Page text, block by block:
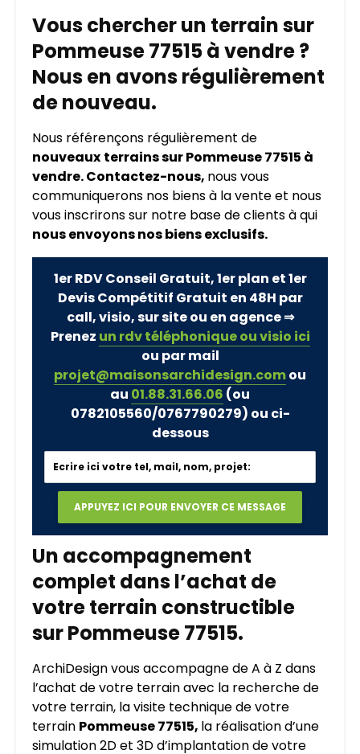
Vous chercher un terrain sur
Pommeuse 77515 à vendre ?
Nous en avons régulièrement
de nouveau.
Nous référençons régulièrement de
nouveaux terrains sur Pommeuse 77515 à
vendre. Contactez-nous, nous vous
communiquerons nos biens à la vente et nous
vous inscrirons sur notre base de clients à qui
nous envoyons nos biens exclusifs.
1er RDV Conseil Gratuit, 1er plan et 1er
Devis Compétitif Gratuit en 48H par
call, visio, sur site ou en agence ⇒
Prenez un rdv téléphonique ou visio ici
ou par mail
projet@maisonsarchidesign.comou
au 01.88.31.66.06 (ou
0782105560/0767790279) ou ci-
dessous
Un accompagnement
complet dans l’achat de
votre terrain constructible
sur Pommeuse 77515.
ArchiDesign vous accompagne de A à Z dans
l’achat de votre terrain avec la recherche de
votre terrain, la visite technique de votre
terrain Pommeuse 77515, la réalisation d’une
simulation 2D et 3D d’implantation de votre